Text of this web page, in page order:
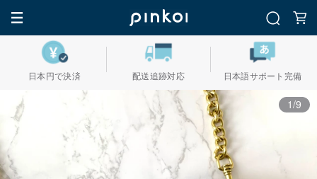
日本円で決済 配送追跡対応 日本語サポート完備
1/9